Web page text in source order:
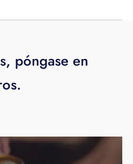
póngase en